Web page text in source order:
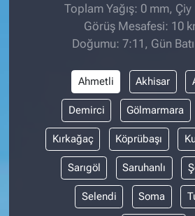
Toplam Yağış: 0 mm, Çiy
Görüş Mesafesi: 10
Doğumu: 7:11, Gün
Ahmetli Akhisar
Demirci Gölmarmara
Kırkağaç Köprübaşı
Sarıgöl Saruhanlı
Selendi Soma